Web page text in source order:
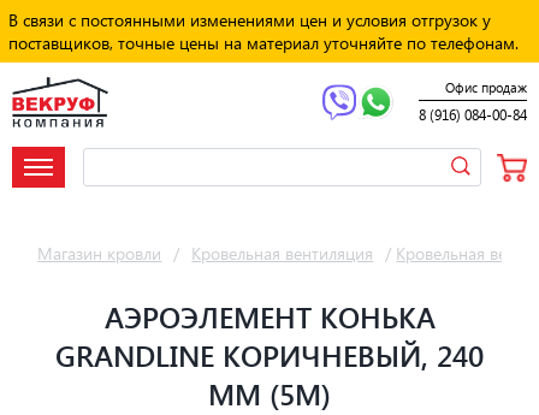
В связи с постоянными изменениями цен и условия отгрузок у
поставщиков, точные цены на материал уточняйте по телефонам.
Офис продаж
8 (916) 084-00-84
Магазин кровли / Кровельная вентиляция / Кровельная
АЭРОЭЛЕМЕНТ КОНЬКА
GRANDLINE КОРИЧНЕВЫЙ, 240
ММ (5М)